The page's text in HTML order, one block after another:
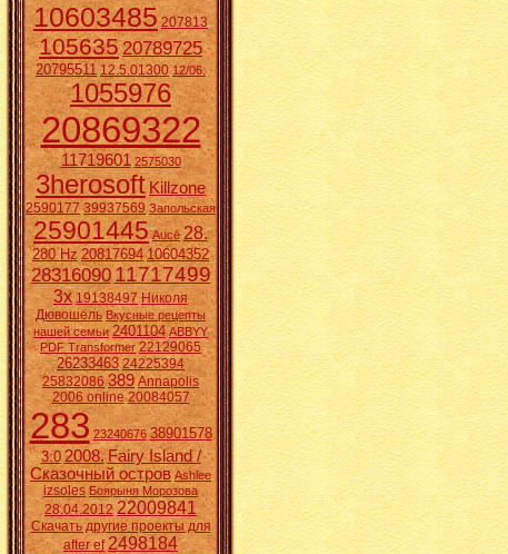
10603485 207813
10563520789725
20795511 12.5.01300 12/06.
1055976
20869322
11719601 2575030
3herosoft Killzone
2590177 39937569 Запольская
25901445 Aucē 28.
280 Hz 20817694 10604352
2831609011717499
3x 19138497 Николя
Дювошель Вкусные рецепты
нашей семьи 2401104 ABBYY
PDF Transformer 22129065
26233463 24225394
25832086 389 Annapolis
2006 online 20084057
283 23240676 38901578
3:0 2008. Fairy Island /
Сказочный остров Ashlee
izsoles Боярыня Морозова
28.04.2012 22009841
Скачать другие проекты для
after ef 2498184